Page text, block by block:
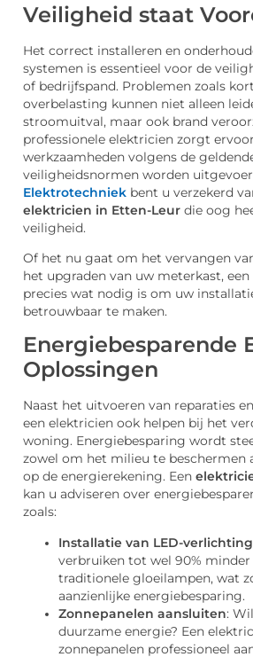
Veiligheid staat
Het correct installeren en
systemen is essentieel voor de
of bedrijfspand. Problemen zoals
overbelasting kunnen niet alleen
stroomuitval, maar ook brand
professionele elektricien zorgt
werkzaamheden volgens de
veiligheidsnormen worden
Elektrotechniek bent u verzekerd
elektricien in Etten-Leur die oog
veiligheid.
Of het nu gaat om het vervangen
het upgraden van uw meterkast,
precies wat nodig is om uw
betrouwbaar te maken.
Energiebesparende
Oplossingen
Naast het uitvoeren van reparaties
een elektricien ook helpen bij het
woning. Energiebesparing wordt
zowel om het milieu te beschermen
op de energierekening. Een
kan u adviseren over
zoals:
Installatie van LED-verlichting
verbruiken tot wel 90% minder
traditionele gloeilampen, wat
aanzienlijke energiebesparing.
Zonnepanelen aansluiten:
duurzame energie? Een
zonnepanelen professioneel